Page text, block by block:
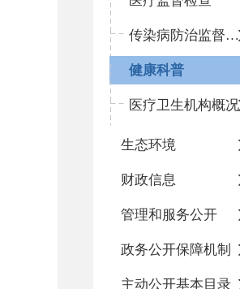
传染病防治监督检查
健康科普
医疗卫生机构概况
生态环境
财政信息
管理和服务公开
政务公开保障机制
主动公开基本目录